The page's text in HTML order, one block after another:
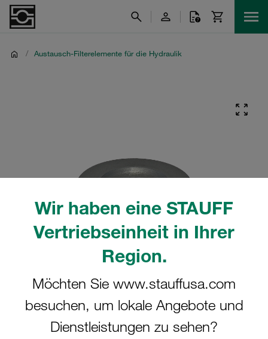
Wir haben eine STAUFF
Vertriebseinheit in Ihrer
Region.
Möchten Sie www.stauffusa.com
besuchen, um lokale Angebote und
Dienstleistungen zu sehen?
/ Austausch-Filterelemente für die Hydraulik